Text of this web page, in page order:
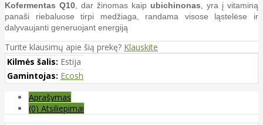
Kofermentas Q10 , dar žinomas kaip ubichinonas , yra į vitaminą
panaši riebaluose tirpi medžiaga, randama visose ląstelėse ir
dalyvaujanti generuojant energiją
Turite klausimų apie šią prekę? Klauskite
Kilmės šalis: Estija
Gamintojas: Ecosh
Aprašymas
(0) Atsiliepimai